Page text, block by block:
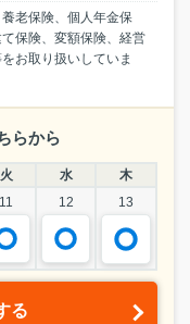
老保険、個人年金保
保険、変額保険、経営
お取り扱いしていま
らから
火 水
木
11 12 13
る